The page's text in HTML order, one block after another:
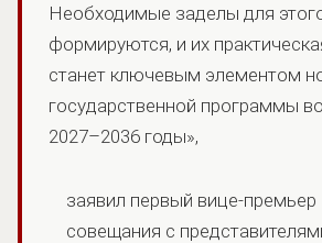
Необходимые заделы для
формируются, и их
станет ключевым элементом
государственной программы
2027–2036 годы»,
заявил первый вице-
совещания с